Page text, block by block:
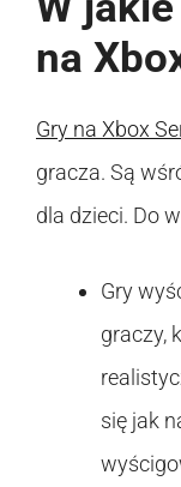
na
Gry na Xbox
gracza. Są
dla dzieci. Do
Gry
graczy,
się jak